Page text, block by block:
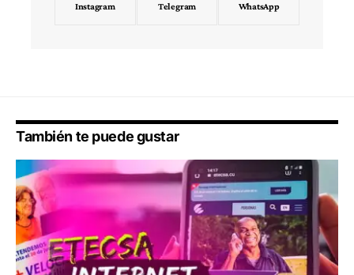
Instagram Telegram WhatsApp
También te puede gustar